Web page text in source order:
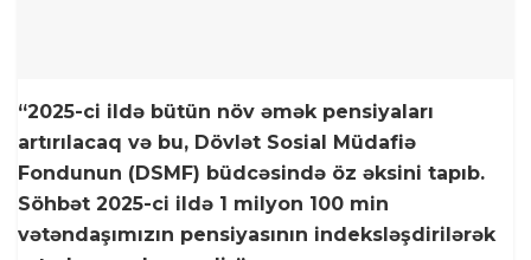
“2025-ci ildə bütün növ əmək pensiyaları
artırılacaq və bu, Dövlət Sosial Müdafiə
Fondunun (DSMF) büdcəsində öz əksini tapıb.
Söhbət 2025-ci ildə 1 milyon 100 min
vətəndaşımızın pensiyasının indeksləşdirilərək